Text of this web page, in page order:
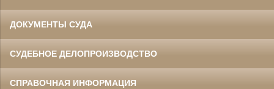
ДОКУМЕНТЫ СУДА
СУДЕБНОЕ ДЕЛОПРОИЗВОДСТВО
СПРАВОЧНАЯ ИНФОРМАЦИЯ